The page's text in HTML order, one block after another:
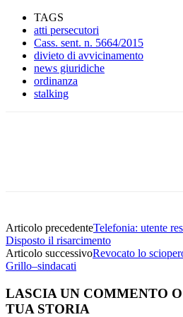
TAGS
atti persecutori
Cass. sent. n. 5664/2015
divieto di avvicinamento
news giuridiche
ordinanza
stalking
Articolo precedenteTelefonia: utente
Disposto il risarcimento
Articolo successivoRevocato lo
Grillo–sindacati
LASCIA UN COMMENTO
TUA STORIA